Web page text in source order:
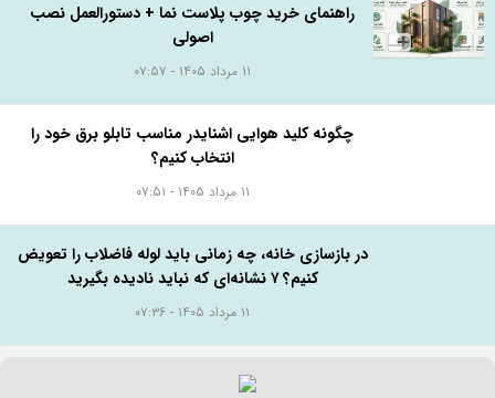
راهنمای خرید چوب پلاست نما + دستورالعمل نصب
اصولی
چگونه کلید هوایی اشنایدر مناسب تابلو برق خود را
انتخاب کنیم؟
در بازسازی خانه، چه زمانی باید لوله فاضلاب را تعویض
کنیم؟ ۷ نشانه‌ای که نباید نادیده بگیرید